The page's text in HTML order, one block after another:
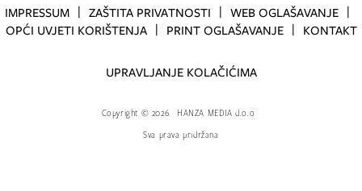
IMPRESSUM ZAŠTITA PRIVATNOSTI
WEB OGLAŠAVANJE
OPĆI UVJETI KORIŠTENJA
PRINT OGLAŠAVANJE KONTAKT
UPRAVLJANJE KOLAČIĆIMA
Copyright © 2026.
HANZA MEDIA d.o.o
Sva prava pridržana